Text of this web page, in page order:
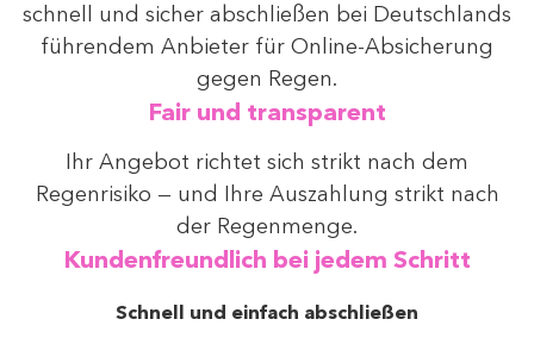
schnell und sicher abschließen bei Deutschlands
führendem Anbieter für Online-Absicherung
gegen Regen.
Fair und transparent
Ihr Angebot richtet sich strikt nach dem
Regenrisiko — und Ihre Auszahlung strikt nach
der Regenmenge.
Kundenfreundlich bei jedem Schritt
Schnell und einfach abschließen